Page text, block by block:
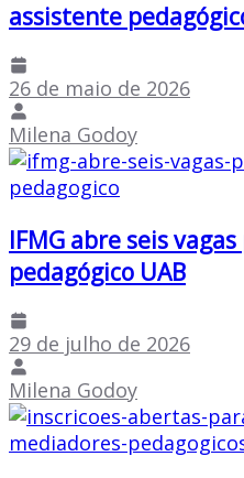
assistente
26 de maio de 2026
Milena Godoy
IFMG abre seis
pedagógico UAB
29 de julho de 2026
Milena Godoy